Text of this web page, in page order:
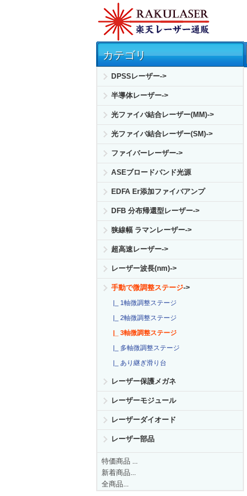
カテゴリ
DPSSレーザー->
半導体レーザー->
光ファイバ結合レーザー(MM)->
光ファイバ結合レーザー(SM)->
ファイバーレーザー->
ASEブロードバンド光源
EDFA Er添加ファイバアンプ
DFB 分布帰還型レーザー->
狭線幅 ラマンレーザー->
超高速レーザー->
レーザー波長(nm)->
手動で微調整ステージ->
|_ 1軸微調整ステージ
|_ 2軸微調整ステージ
|_ 3軸微調整ステージ
|_ 多軸微調整ステージ
|_ あり継ぎ滑り台
レーザー保護メガネ
レーザーモジュール
レーザーダイオード
レーザー部品
特価商品 ...
新着商品...
全商品...